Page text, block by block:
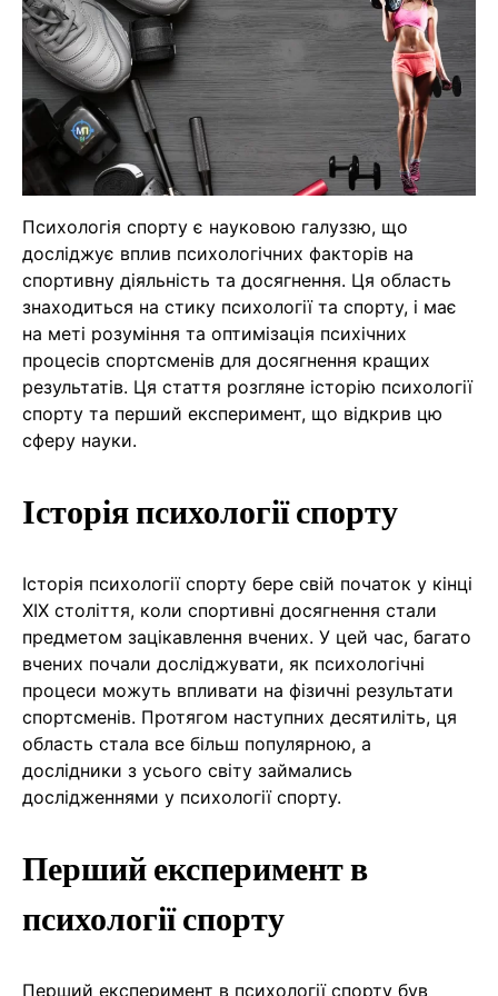
Психологія спорту є науковою галуззю, що
досліджує вплив психологічних факторів на
спортивну діяльність та досягнення. Ця область
знаходиться на стику психології та спорту, і має
на меті розуміння та оптимізація психічних
процесів спортсменів для досягнення кращих
результатів. Ця стаття розгляне історію психології
спорту та перший експеримент, що відкрив цю
сферу науки.
Історія психології спорту
Історія психології спорту бере свій початок у кінці
XIX століття, коли спортивні досягнення стали
предметом зацікавлення вчених. У цей час, багато
вчених почали досліджувати, як психологічні
процеси можуть впливати на фізичні результати
спортсменів. Протягом наступних десятиліть, ця
область стала все більш популярною, а
дослідники з усього світу займались
дослідженнями у психології спорту.
Перший експеримент в
психології спорту
Перший експеримент в психології спорту був